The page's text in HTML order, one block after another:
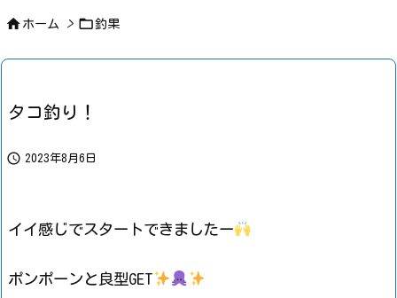
 ホーム > 釣果
タコ釣り！
 2023年8月6日
イイ感じでスタートできましたー
ポンポーンと良型GET